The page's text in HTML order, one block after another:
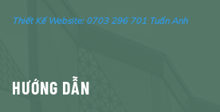
Thiết Kế Website: 0703 296 701 Tuấn Anh
HƯỚNG DẪN